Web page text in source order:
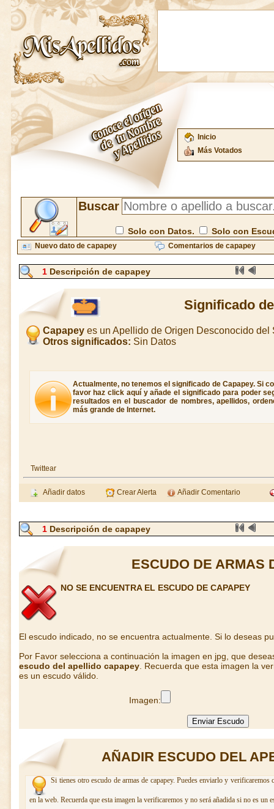
Inicio
Más Votados
Buscar
Solo con Datos. Solo con
Nuevo dato de capapey Comentarios de capapey
1 Descripción de capapey
Significado
Capapeyes un Apellido de Origen Desconocido del
Otros significados: Sin Datos
Actualmente, no tenemos el significado de Capapey. Si
favor haz click aquí y añade el significado para poder
resultados en el buscador de nombres, apellidos,
más grande de Internet.
Twittear
Añadir datos Crear Alerta Añadir Comentario
1 Descripción de capapey
ESCUDO DE ARMAS
NO SE ENCUENTRA EL ESCUDO DE CAPAPEY
El escudo indicado, no se encuentra actualmente. Si lo deseas
Por Favor selecciona a continuación la imagen en jpg, que
escudo del apellido capapey . Recuerda que esta imagen la
es un escudo válido.
Imagen:
AÑADIR ESCUDO DEL
Si tienes otro escudo de armas de capapey. Puedes enviarlo y
en la web. Recuerda que esta imagen la verificaremos y no será añadida si no es un